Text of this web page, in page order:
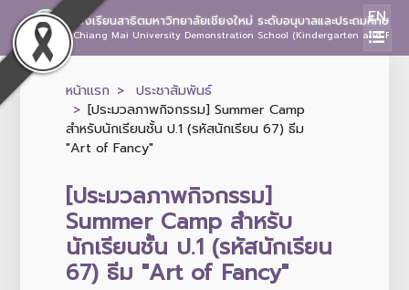
โรงเรียนสาธิตมหาวิทยาลัยเชียงใหม่ ระดับอนุบาลและประถมศึกษา
Chiang Mai University Demonstration School (Kindergarten and
EN
หน้าแรก
ประชาสัมพันธ์
[ประมวลภาพกิจกรรม] Summer Camp
สำหรับนักเรียนชั้น ป.1 (รหัสนักเรียน 67) ธีม
"Art of Fancy"
[ประมวลภาพกิจกรรม]
Summer Camp สำหรับ
นักเรียนชั้น ป.1 (รหัสนักเรียน
67) ธีม "Art of Fancy"